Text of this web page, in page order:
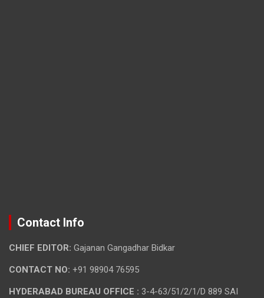
Contact Info
CHIEF EDITOR: Gajanan Gangadhar Bidkar
CONTACT NO: +91 98904 76595
HYDERABAD BUREAU OFFICE : 3-4-63/51/2/1/D 889 SAI